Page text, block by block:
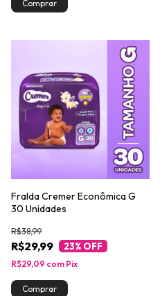
Fralda Cremer Econômica G
30 Unidades
R$29,99
R$38,99
23% OFF
R$29,09 com Pix